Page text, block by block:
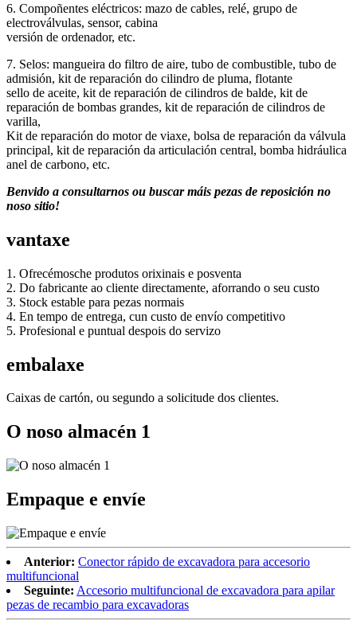
6. Compoñentes eléctricos: mazo de cables, relé, grupo de
electroválvulas, sensor, cabina
versión de ordenador, etc.
7. Selos: mangueira do filtro de aire, tubo de combustible, tubo de
admisión, kit de reparación do cilindro de pluma, flotante
sello de aceite, kit de reparación de cilindros de balde, kit de
reparación de bombas grandes, kit de reparación de cilindros de
varilla,
Kit de reparación do motor de viaxe, bolsa de reparación da válvula
principal, kit de reparación da articulación central, bomba hidráulica
anel de carbono, etc.
Benvido a consultarnos ou buscar máis pezas de reposición no
noso sitio!
vantaxe
1. Ofrecémosche produtos orixinais e posventa
2. Do fabricante ao cliente directamente, aforrando o seu custo
3. Stock estable para pezas normais
4. En tempo de entrega, cun custo de envío competitivo
5. Profesional e puntual despois do servizo
embalaxe
Caixas de cartón, ou segundo a solicitude dos clientes.
O noso almacén 1
Empaque e envíe
Anterior: Conector rápido de excavadora para accesorio
multifuncional
Seguinte: Accesorio multifuncional de excavadora para apilar
pezas de recambio para excavadoras